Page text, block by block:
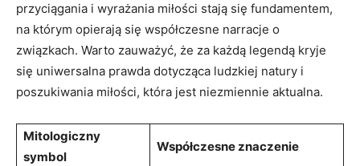
przyciągania i wyrażania miłości stają się fundamentem,
na którym opierają się współczesne narracje o
związkach. Warto zauważyć, że za każdą legendą kryje
się uniwersalna prawda dotycząca ludzkiej natury i
poszukiwania miłości, która jest niezmiennie aktualna.
Mitologiczny
symbol
Współczesne znaczenie